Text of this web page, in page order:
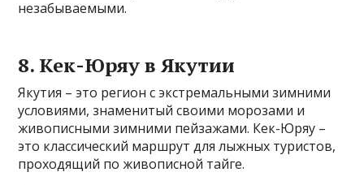
незабываемыми.
8. Кек-Юряу в Якутии
Якутия – это регион с экстремальными зимними
условиями, знаменитый своими морозами и
живописными зимними пейзажами. Кек-Юряу –
это классический маршрут для лыжных туристов,
проходящий по живописной тайге.